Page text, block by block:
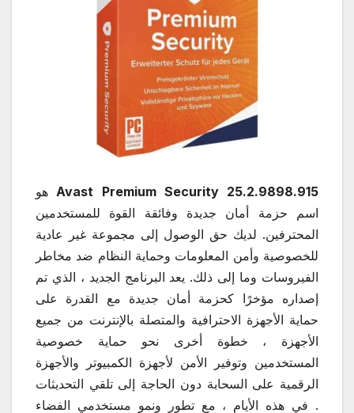
Avast Premium Security 25.2.9898.915 هو
اسم حزمة أمان جديدة وفائقة القوة للمستخدمين
المحترفين. لديك حق الوصول إلى مجموعة غير عادية
للخصوصية وأمن المعلومات وحماية النظام ضد مخاطر
الفيروسات وما إلى ذلك. يعد البرنامج الجديد ، الذي تم
إصداره مؤخرًا كحزمة أمان جديدة مع القدرة على
حماية الأجهزة الاحترافية والمتصلة بالإنترنت من جميع
الأجهزة ، خطوة أخرى نحو حماية خصوصية
المستخدمين وتوفير الأمن لأجهزة الكمبيوتر والأجهزة
الرقمية على السحابة دون الحاجة إلى تلقي التحديثات
. في هذه الأيام ، مع تطور ونمو مستخدمي الفضاء